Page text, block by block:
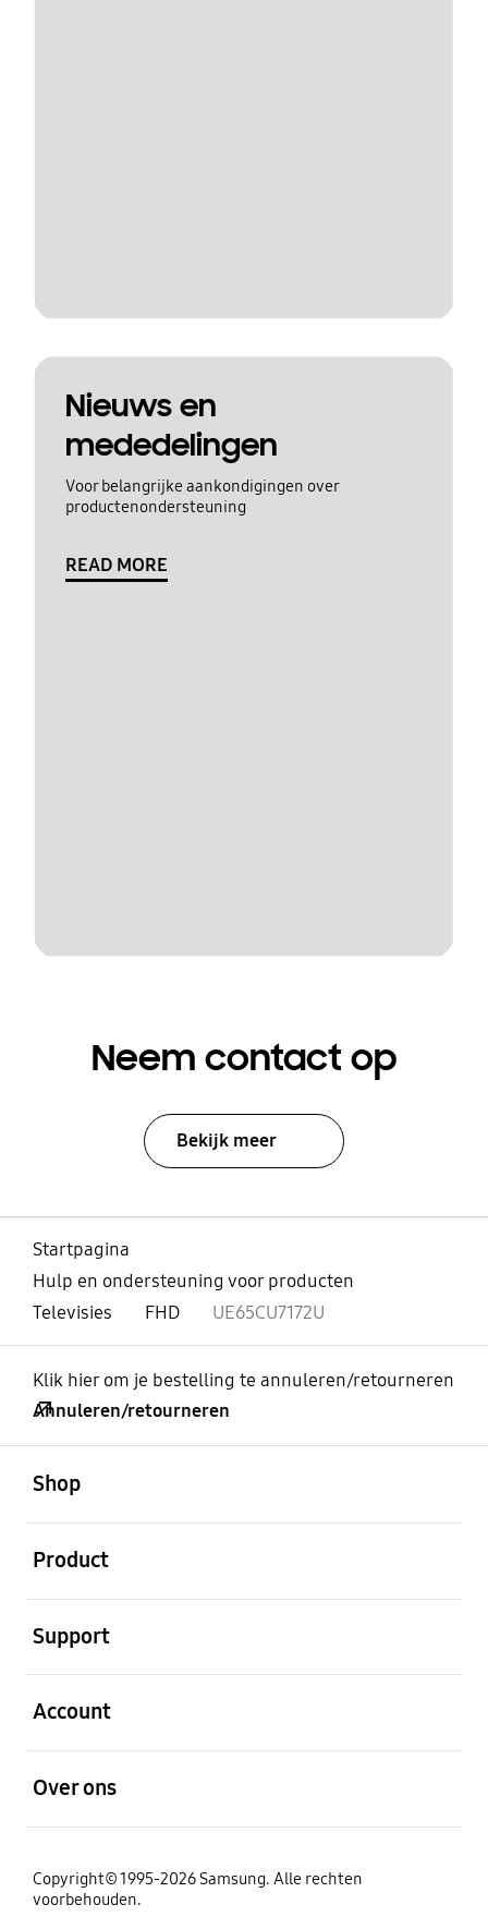
Nieuws en
mededelingen
Voor belangrijke aankondigingen over
productenondersteuning
READ MORE
Neem contact op
Bekijk meer
Startpagina
Hulp en ondersteuning voor producten
Televisies
FHD UE65CU7172U
Klik hier om je bestelling te annuleren/retourneren
Annuleren/retourneren
Shop
Product
Support
Account
Over ons
Copyright© 1995-2026 Samsung. Alle rechten
voorbehouden.